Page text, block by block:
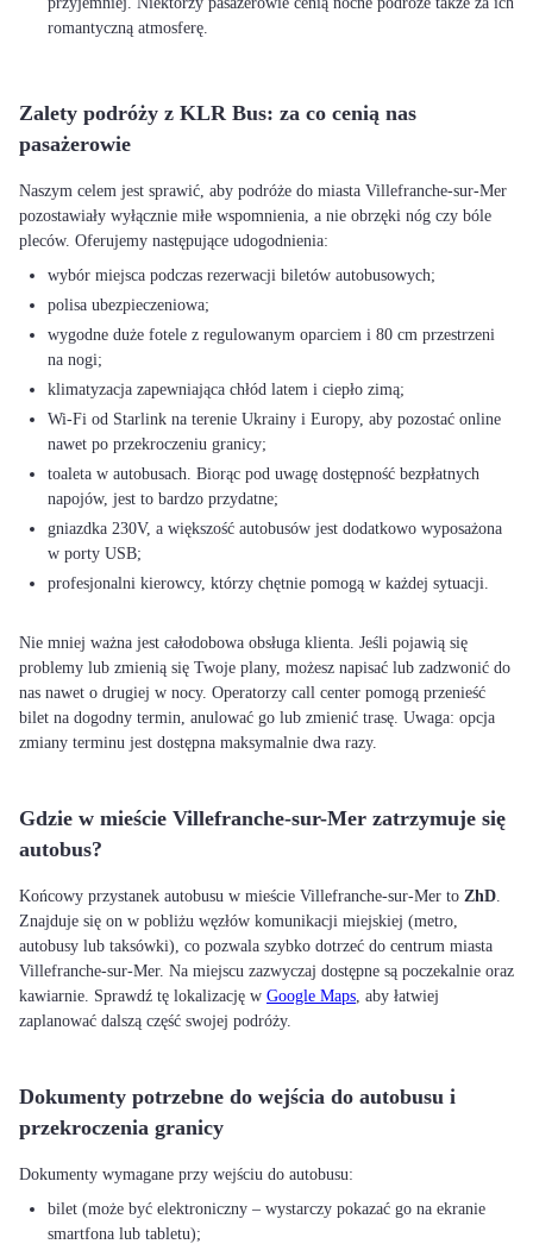
romantyczną atmosferę.
Zalety podróży z KLR Bus: za co cenią nas
pasażerowie
Naszym celem jest sprawić, aby podróże do miasta Villefranche-sur-Mer
pozostawiały wyłącznie miłe wspomnienia, a nie obrzęki nóg czy bóle
wybór miejsca podczas rezerwacji biletów autobusowych;
polisa ubezpieczeniowa;
wygodne duże fotele z regulowanym oparciem i 80 cm przestrzeni
na nogi;
klimatyzacja zapewniająca chłód latem i ciepło zimą;
Wi-Fi od Starlink na terenie Ukrainy i Europy, aby pozostać online
nawet po przekroczeniu granicy;
toaleta w autobusach. Biorąc pod uwagę dostępność bezpłatnych
napojów, jest to bardzo przydatne;
gniazdka 230V, a większość autobusów jest dodatkowo wyposażona
w porty USB;
profesjonalni kierowcy, którzy chętnie pomogą w każdej sytuacji.
Nie mniej ważna jest całodobowa obsługa klienta. Jeśli pojawią się
problemy lub zmienią się Twoje plany, możesz napisać lub zadzwonić do
nas nawet o drugiej w nocy. Operatorzy call center pomogą przenieść
bilet na dogodny termin, anulować go lub zmienić trasę. Uwaga: opcja
zmiany terminu jest dostępna maksymalnie dwa razy.
Gdzie w mieście Villefranche-sur-Mer zatrzymuje się
autobus?
Końcowy przystanek autobusu w mieście Villefranche-sur-Mer to ZhD.
Znajduje się on w pobliżu węzłów komunikacji miejskiej (metro,
autobusy lub taksówki), co pozwala szybko dotrzeć do centrum miasta
Villefranche-sur-Mer. Na miejscu zazwyczaj dostępne są poczekalnie oraz
kawiarnie. Sprawdź tę lokalizację w Google Maps, aby łatwiej
zaplanować dalszą część swojej podróży.
Dokumenty potrzebne do wejścia do autobusu i
przekroczenia granicy
bilet (może być elektroniczny – wystarczy pokazać go na ekranie
smartfona lub tabletu);